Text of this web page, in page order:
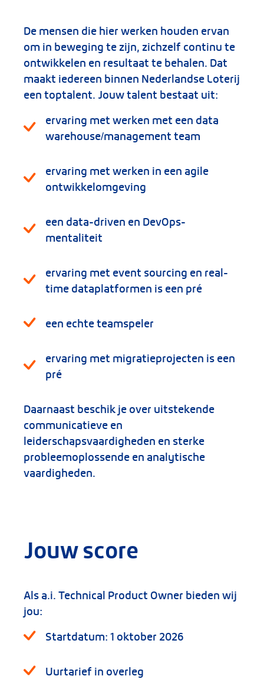
De mensen die hier werken houden ervan
om in beweging te zijn, zichzelf continu te
ontwikkelen en resultaat te behalen. Dat
maakt iedereen binnen Nederlandse Loterij
een toptalent. Jouw talent bestaat uit:
ervaring met werken met een data
warehouse/management team
ervaring met werken in een agile
ontwikkelomgeving
een data-driven en DevOps-
mentaliteit
ervaring met event sourcing en real-
time dataplatformen is een pré
een echte teamspeler
ervaring met migratieprojecten is een
pré
Daarnaast beschik je over uitstekende
communicatieve en
leiderschapsvaardigheden en sterke
probleemoplossende en analytische
vaardigheden.
Jouw score
Als a.i. Technical Product Owner bieden wij
jou:
Startdatum: 1 oktober 2026
Uurtarief in overleg